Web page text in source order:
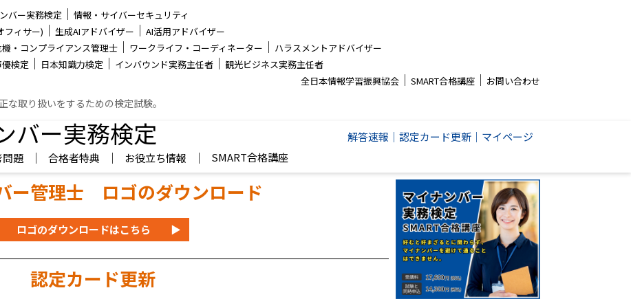
バー実務検定 │ 情報・サイバーセキュリティ
フィサー) │ 生成AIアドバイザー │ AI活用アドバイザー
・コンプライアンス管理士 │ ワークライフ・コーディネーター │ ハラスメントアドバイザー
優検定 │ 日本知識力検定 │ インバウンド実務主任者 │ 観光ビジネス実務主任者
全日本情報学習振興協会 │ SMART合格講座 │ お問い合わせ
取り扱いをするための検定試験。
バー実務検定 解答速報 │ 認定カード更新 │ マイページ
問題 │ 合格者特典 │ お役立ち情報 │ SMART合格講座
ー管理士 ロゴのダウンロード
ロゴのダウンロードはこちら ▶
認定カード更新